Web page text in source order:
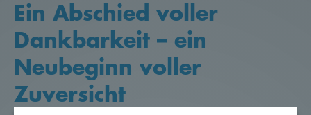
Ein Abschied voller
Dankbarkeit – ein
Neubeginn voller
Zuversicht